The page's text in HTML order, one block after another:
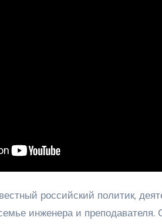
российский политик,
инженера и